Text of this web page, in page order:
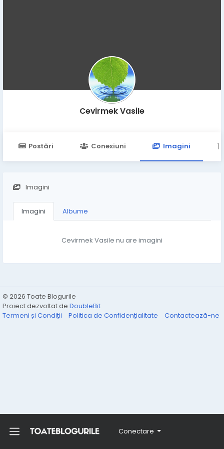
Conectare
Cevirmek Vasile
Postări Conexiuni Imagini
Imagini
Imagini Albume
Cevirmek Vasile nu are imagini
© 2026 Toate Blogurile
Proiect dezvoltat de DoubleBit
Termeni și Condiții
Politica de Confidențialitate Contactează-ne